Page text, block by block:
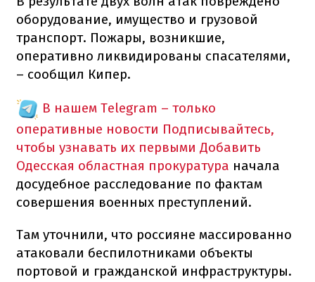
оборудование, имущество и грузовой
транспорт. Пожары, возникшие,
оперативно ликвидированы спасателями,
– сообщил Кипер.
В нашем Telegram – только
оперативные новости Подписывайтесь,
чтобы узнавать их первыми Добавить
Одесская областная прокуратура начала
досудебное расследование по фактам
совершения военных преступлений.
Там уточнили, что россияне массированно
атаковали беспилотниками объекты
портовой и гражданской инфраструктуры.